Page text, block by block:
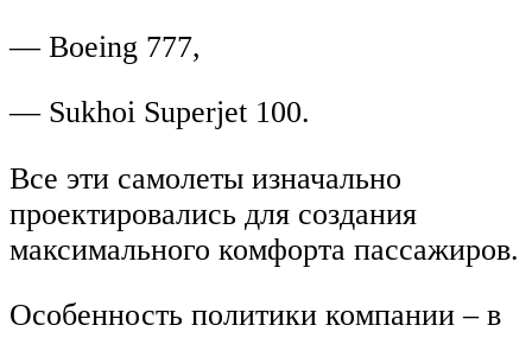
— Boeing 777,
— Sukhoi Superjet 100.
Все эти самолеты изначально
проектировались для создания
максимального комфорта пассажиров.
Особенность политики компании – в